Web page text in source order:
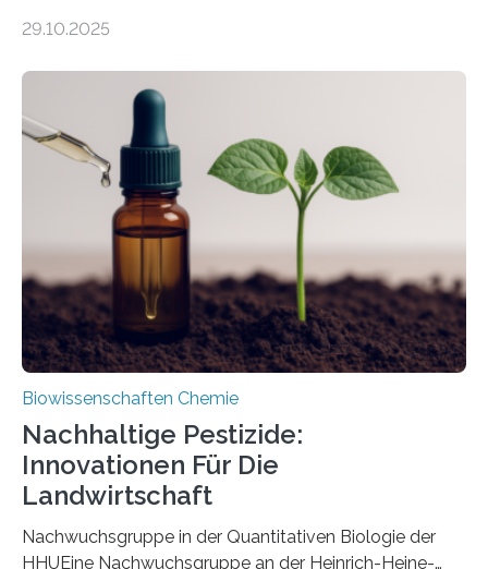
Forschende die bisher älteste bekannte Stechmücken-
Region Kachin in Myanmar und hat sich in
ausgezeichnetem Zustand erhalten. Es konnte als neue
Art einer neuen Gattung beschrieben werden und trägt
nun den Namen Cretosabethes primaevus. Dieser erste
fossile Nachweis einer Stechmückenlarve in Bernstein
stellt gleichzeitig den ersten Fossilfund einer
Mückenlarve aus dem Mesozoikum dar, denn…
29.10.2025
Biowissenschaften Chemie
Nachhaltige Pestizide:
Innovationen Für Die
Landwirtschaft
Nachwuchsgruppe in der Quantitativen Biologie der
HHUEine Nachwuchsgruppe an der Heinrich-Heine-